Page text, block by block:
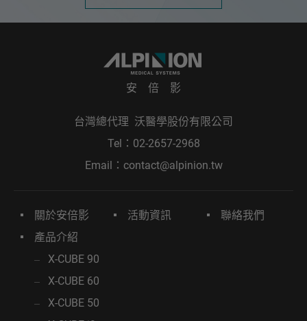
安 倍 影
台灣總代理 沃醫學股份有限公司
Tel： 02-2657-2968
Email： contact@alpinion.tw
關於安倍影
產品介紹
X-CUBE 90
X-CUBE 60
X-CUBE 50
活動資訊 聯絡我們